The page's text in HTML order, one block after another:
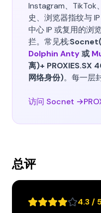
Instagram、TikTok
史、浏览器指纹与
中心 IP 或复用的浏
拦。常见栈:
Dolphin Anty或
离)+ PROXIES.SX
网络身份)。每一层
访问 Socnet →
总评
4.3 /